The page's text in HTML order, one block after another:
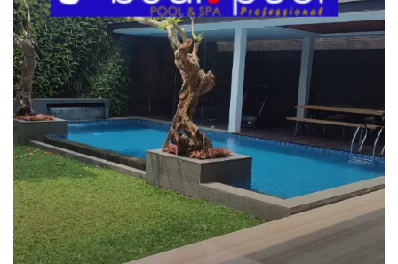
RENANG
di
HARMONY
GOLF
ISLAND